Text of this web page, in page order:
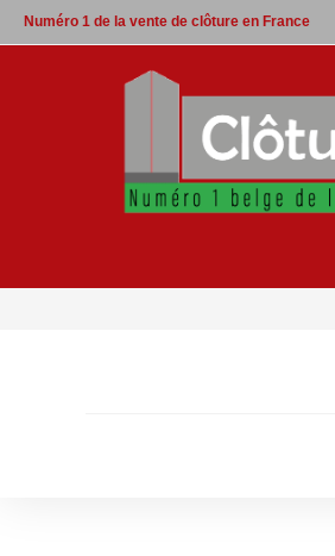
Skip
to
Numéro 1 de la vente de clôture en France